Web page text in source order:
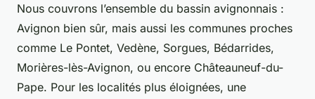
Nous couvrons l’ensemble du bassin avignonnais :
Avignon bien sûr, mais aussi les communes proches
comme Le Pontet, Vedène, Sorgues, Bédarrides,
Morières-lès-Avignon, ou encore Châteauneuf-du-
Pape. Pour les localités plus éloignées, une